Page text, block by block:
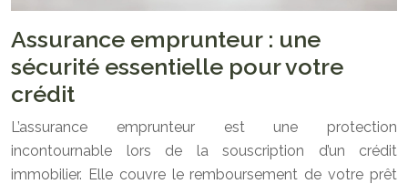
Assurance emprunteur : une
sécurité essentielle pour votre
crédit
L’assurance emprunteur est une protection
incontournable lors de la souscription d’un crédit
immobilier. Elle couvre le remboursement de votre prêt